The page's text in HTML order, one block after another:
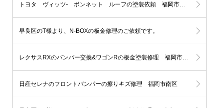
トヨタ ヴィッツ- ボンネット ルーフの塗装依頼 福岡市西区
早良区のT様より、N-BOXの板金修理のご依頼です。
レクサスRXのバンパー交換&ワゴンRの板金塗装修理 福岡市中央区
日産セレナのフロントバンパーの擦りキズ修理 福岡市南区